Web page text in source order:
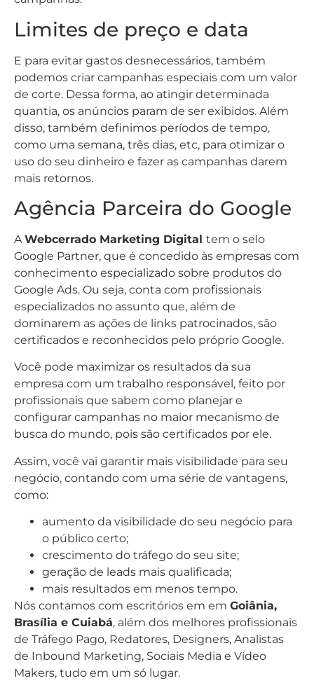
Limites de preço e data
E para evitar gastos desnecessários, também
podemos criar campanhas especiais com um valor
de corte. Dessa forma, ao atingir determinada
quantia, os anúncios param de ser exibidos. Além
disso, também definimos períodos de tempo,
como uma semana, três dias, etc, para otimizar o
uso do seu dinheiro e fazer as campanhas darem
mais retornos.
Agência Parceira do Google
AWebcerrado Marketing Digital tem o selo
Google Partner, que é concedido às empresas com
conhecimento especializado sobre produtos do
Google Ads. Ou seja, conta com profissionais
especializados no assunto que, além de
dominarem as ações de links patrocinados, são
certificados e reconhecidos pelo próprio Google.
Você pode maximizar os resultados da sua
empresa com um trabalho responsável, feito por
profissionais que sabem como planejar e
configurar campanhas no maior mecanismo de
busca do mundo, pois são certificados por ele.
Assim, você vai garantir mais visibilidade para seu
negócio, contando com uma série de vantagens,
como:
aumento da visibilidade do seu negócio para
o público certo;
crescimento do tráfego do seu site;
geração de leads mais qualificada;
mais resultados em menos tempo.
Nós contamos com escritórios em em Goiânia,
Brasília e Cuiabá, além dos melhores profissionais
de Tráfego Pago, Redatores, Designers, Analistas
de Inbound Marketing, Sociais Media e Vídeo
Makers, tudo em um só lugar.